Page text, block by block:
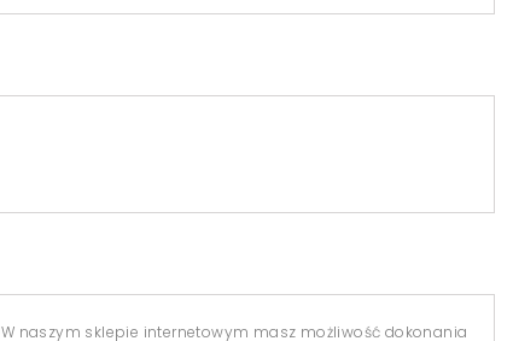
W naszym sklepie internetowym masz możliwość dokonania